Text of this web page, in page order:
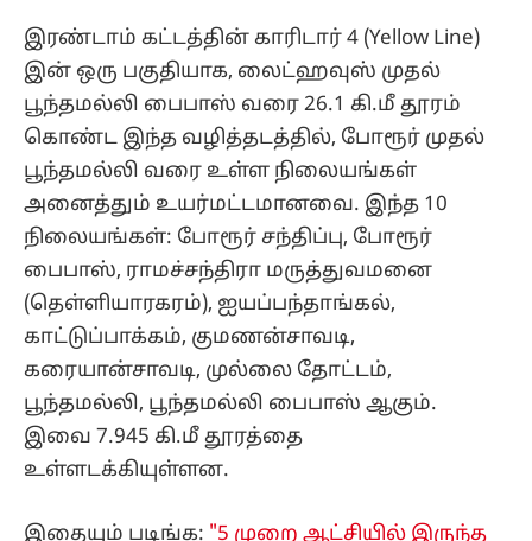
இரண்டாம் கட்டத்தின் காரிடார் 4 (Yellow Line)
இன் ஒரு பகுதியாக, லைட்ஹவுஸ் முதல்
பூந்தமல்லி பைபாஸ் வரை 26.1 கி.மீ தூரம்
கொண்ட இந்த வழித்தடத்தில், போரூர் முதல்
பூந்தமல்லி வரை உள்ள நிலையங்கள்
அனைத்தும் உயர்மட்டமானவை. இந்த 10
நிலையங்கள்: போரூர் சந்திப்பு, போரூர்
பைபாஸ், ராமச்சந்திரா மருத்துவமனை
(தெள்ளியாரகரம்), ஐயப்பந்தாங்கல்,
காட்டுப்பாக்கம், குமணன்சாவடி,
கரையான்சாவடி, முல்லை தோட்டம்,
பூந்தமல்லி, பூந்தமல்லி பைபாஸ் ஆகும்.
இவை 7.945 கி.மீ தூரத்தை
உள்ளடக்கியுள்ளன.
இதையும் படிங்க: "5 முறை ஆட்சியில் இருந்த